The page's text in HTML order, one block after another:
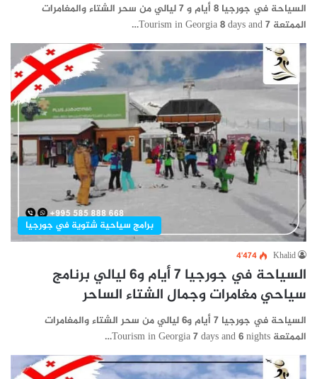
السياحة في جورجيا 8 أيام و 7 ليالي من سحر الشتاء والمغامرات
الممتعة Tourism in Georgia 8 days and 7…
برامج سياحية شتوية في جورجيا
Khalid 4٬474
السياحة في جورجيا 7 أيام و6 ليالي برنامج
سياحي مغامرات وجمال الشتاء الساحر
السياحة في جورجيا 7 أيام و6 ليالي من سحر الشتاء والمغامرات
الممتعة Tourism in Georgia 7 days and 6 nights…